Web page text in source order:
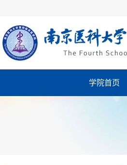
学院首页